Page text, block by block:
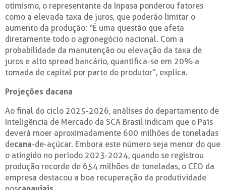
otimismo, o representante da Inpasa ponderou fatores
como a elevada taxa de juros, que poderão limitar o
aumento da produção: “É uma questão que afeta
diretamente todo o agronegócio nacional. Com a
probabilidade da manutenção ou elevação da taxa de
juros e alto spread bancário, quantifica-se em 20% a
tomada de capital por parte do produtor”, explica.
Projeções da cana
Ao final do ciclo 2025-2026, análises do departamento de
Inteligência de Mercado da SCA Brasil indicam que o País
deverá moer aproximadamente 600 milhões de toneladas
decana-de-açúcar. Embora este número seja menor do que
o atingido no período 2023-2024, quando se registrou
produção recorde de 654 milhões de toneladas, o CEO da
empresa destacou a boa recuperação da produtividade